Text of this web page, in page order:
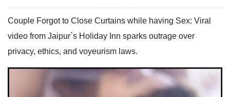
Couple Forgot to Close Curtains while having Sex: Viral
video from Jaipur`s Holiday Inn sparks outrage over
privacy, ethics, and voyeurism laws.